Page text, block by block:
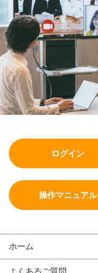
ログイン
操作マニュアル
ホーム